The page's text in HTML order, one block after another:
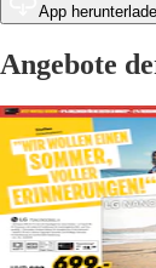
App
Angebote